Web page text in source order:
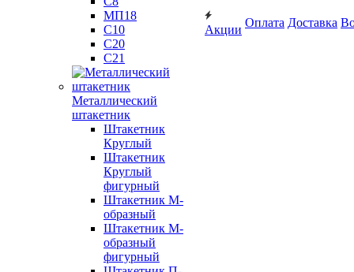
МП18
С10
С20
С21
Металлический
штакетник
Штакетник
Круглый
Штакетник
Круглый
фигурный
Штакетник М-
образный
Штакетник М-
образный
фигурный
Акции
Оплата Доставка